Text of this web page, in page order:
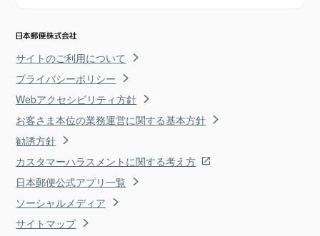
サイトのご利用について
プライバシーポリシー
Webアクセシビリティ方針
お客さま本位の業務運営に関する基本方針
勧誘方針
カスタマーハラスメントに関する考え方
日本郵便公式アプリ一覧
ソーシャルメディア
サイトマップ